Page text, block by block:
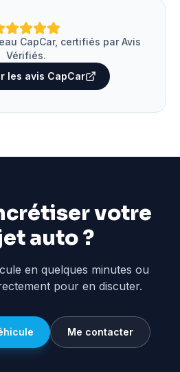
CapCar, certifiés par Avis
Vérifiés.
les avis CapCar
votre
auto ?
en quelques minutes ou
pour en discuter.
Me contacter